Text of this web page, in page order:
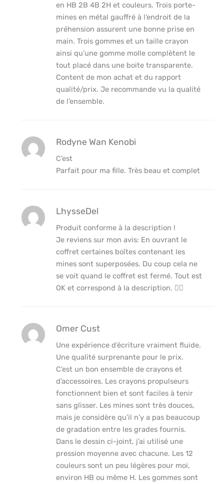
en HB 2B 4B 2H et couleurs. Trois porte-
mines en métal gauffré à l’endroit de la
préhension assurent une bonne prise en
main. Trois gommes et un taille crayon
ainsi qu’une gomme molle complètent le
tout placé dans une boite transparente.
Content de mon achat et du rapport
qualité/prix. Je recommande vu la qualité
de l’ensemble.
Rodyne Wan Kenobi
C’est
Parfait pour ma fille. Très beau et complet
LhysseDel
Produit conforme à la description !
Je reviens sur mon avis: En ouvrant le
coffret certaines boîtes contenant les
mines sont superposées. Du coup cela ne
se voit quand le coffret est fermé. Tout est
OK et correspond à la description. 👍🏽
Omer Cust
Une expérience d’écriture vraiment fluide.
Une qualité surprenante pour le prix.
C’est un bon ensemble de crayons et
d’accessoires. Les crayons propulseurs
fonctionnent bien et sont faciles à tenir
sans glisser. Les mines sont très douces,
mais je considère qu’il n’y a pas beaucoup
de gradation entre les grades fournis.
Dans le dessin ci-joint, j’ai utilisé une
pression moyenne avec chacune. Les 12
couleurs sont un peu légères pour moi,
environ HB ou même H. Les gommes sont